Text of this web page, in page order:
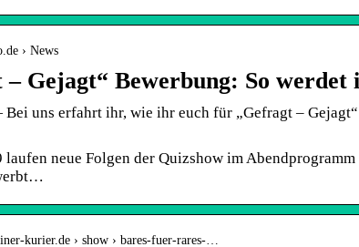
› News
– Gejagt“ Bewerbung: So
uns erfahrt ihr, wie ihr euch für „Gefragt –
laufen neue Folgen der Quizshow im
kurier.de › show › bares-fuer-rares-…